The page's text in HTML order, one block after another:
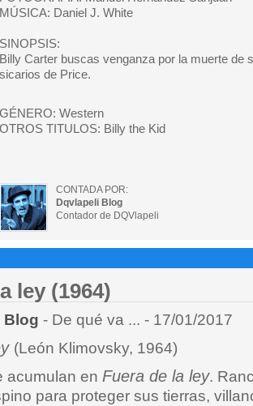
MÚSICA: Daniel J. White
SINOPSIS:
Billy Carter buscas venganza por la muerte de
sicarios de Price.
GÉNERO: Western
OTROS TITULOS: Billy the Kid
CONTADA POR:
Dqvlapeli Blog
Contador de DQVlapeli
ley (1964)
Blog - De qué va ... - 17/01/2017
(León Klimovsky, 1964)
acumulan en Fuera de la ley.
para proteger sus tierras,